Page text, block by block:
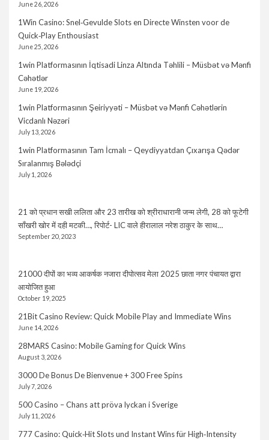
June 26, 2026
1Win Casino: Snel‑Gevulde Slots en Directe Winsten voor de
Quick‑Play Enthousiast
June 25, 2026
1win Platformasının İqtisadi Linza Altında Təhlili – Müsbət və Mənfi
Cəhətlər
June 19, 2026
1win Platformasının Şeiriyyəti – Müsbət və Mənfi Cəhətlərin
Vicdanlı Nəzəri
July 13, 2026
1win Platformasının Tam İcmalı – Qeydiyyatdan Çıxarışa Qədər
Sıralanmış Bələdçi
July 1, 2026
21 को प्रधान सखी ललिता और 23 तारीख को श्रीराधारानी जन्म लेगी, 28 को फूटेगी
साँखरी खोर में दही मटकी…, रिपोर्ट- LIC वाले हीरालाल नरेश ठाकुर के साथ…
September 20, 2023
21000 दीपों का भव्य आकर्षक नजारा दीपोत्सव मेला 2025 छाता नगर पंचायत द्वारा
आयोजित हुआ
October 19, 2025
21Bit Casino Review: Quick Mobile Play and Immediate Wins
June 14, 2026
28MARS Casino: Mobile Gaming for Quick Wins
August 3, 2026
3000 De Bonus De Bienvenue + 300 Free Spins
July 7, 2026
500 Casino – Chans att pröva lyckan i Sverige
July 11, 2026
777 Casino: Quick‑Hit Slots und Instant Wins für High‑Intensity